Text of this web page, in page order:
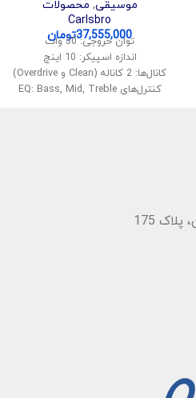
موسیقی, محصولات
Carlsbro
37,555,000تومانتوان خروجی: 30 وات
اندازه اسپیکر: 10 اینچ
کانال‌ها: 2 کاناله (Clean و Overdrive)
کنترل‌های EQ: Bass, Mid, Treble
175